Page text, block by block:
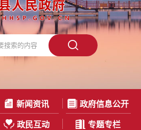
新闻资讯 政府信息公开
政民互动 专题专栏